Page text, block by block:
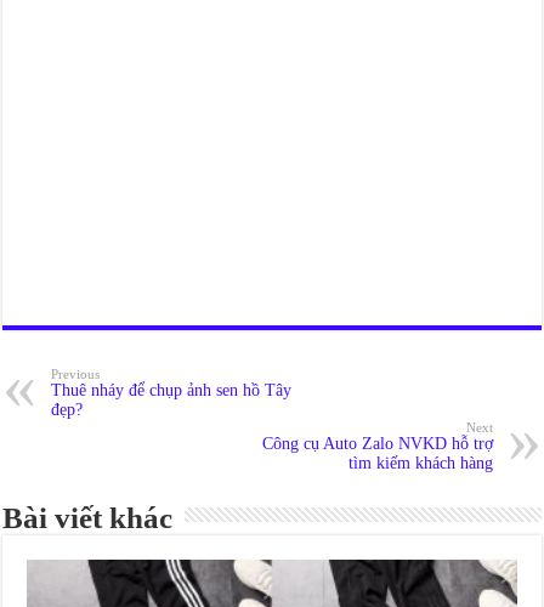
Previous
Thuê nháy để chụp ảnh sen hồ Tây
đẹp?
Next
Công cụ Auto Zalo NVKD hỗ trợ
tìm kiếm khách hàng
Bài viết khác